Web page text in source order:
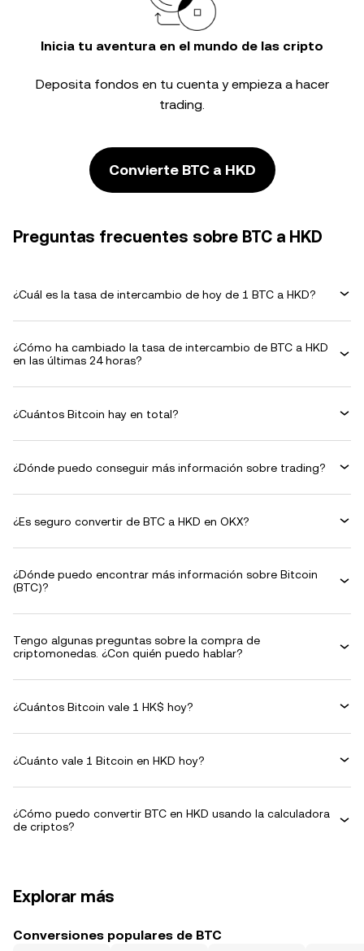
Inicia tu aventura en el mundo de las cripto
Deposita fondos en tu cuenta y empieza a hacer
trading.
Convierte BTC a HKD
Preguntas frecuentes sobre BTC a HKD
¿Cuál es la tasa de intercambio de hoy de 1 BTC a HKD?
¿Cómo ha cambiado la tasa de intercambio de BTC a HKD
en las últimas 24 horas?
¿Cuántos Bitcoin hay en total?
¿Dónde puedo conseguir más información sobre trading?
¿Es seguro convertir de BTC a HKD en OKX?
¿Dónde puedo encontrar más información sobre Bitcoin
(BTC)?
Tengo algunas preguntas sobre la compra de
criptomonedas. ¿Con quién puedo hablar?
¿Cuántos Bitcoin vale 1 HK$ hoy?
¿Cuánto vale 1 Bitcoin en HKD hoy?
¿Cómo puedo convertir BTC en HKD usando la calculadora
de criptos?
Explorar más
Conversiones populares de BTC